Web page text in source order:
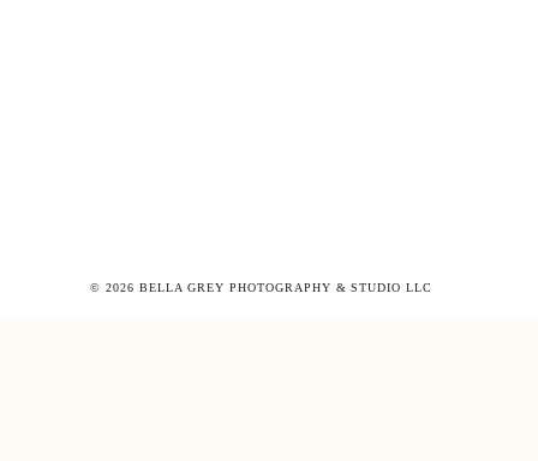
© 2026 BELLA GREY PHOTOGRAPHY & STUDIO LLC